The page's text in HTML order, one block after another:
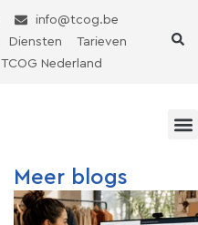
info@tcog.be
Diensten
Tarieven
TCOG Nederland
Meer blogs